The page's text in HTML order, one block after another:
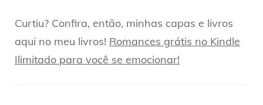
Curtiu? Confira, então, minhas capas e livros
aqui no meu livros! Romances grátis no Kindle
Ilimitado para você se emocionar!